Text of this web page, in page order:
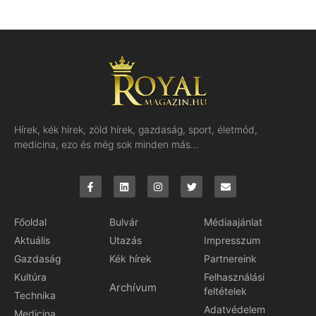
Hírek, kék hírek, zöld hírek, gazdaság, sport, életmód,
medicina, ezo és még sok minden más…
Főoldal
Aktuális
Gazdaság
Kultúra
Technika
Medicina
Bulvár
Utazás
Kék hírek
Archívum
Médiaajánlat
Impresszum
Partnereink
Felhasználási
feltételek
Adatvédelem